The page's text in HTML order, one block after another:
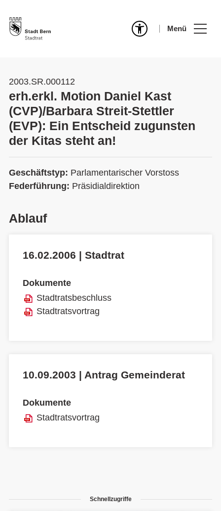
Menü
2003.SR.000112
erh.erkl. Motion Daniel Kast
(CVP)/Barbara Streit-Stettler
(EVP): Ein Entscheid zugunsten
der Kitas steht an!
Geschäftstyp: Parlamentarischer Vorstoss
Federführung: Präsidialdirektion
Ablauf
16.02.2006 | Stadtrat
Dokumente
Stadtratsbeschluss
Stadtratsvortrag
10.09.2003 | Antrag Gemeinderat
Dokumente
Stadtratsvortrag
Schnellzugriffe